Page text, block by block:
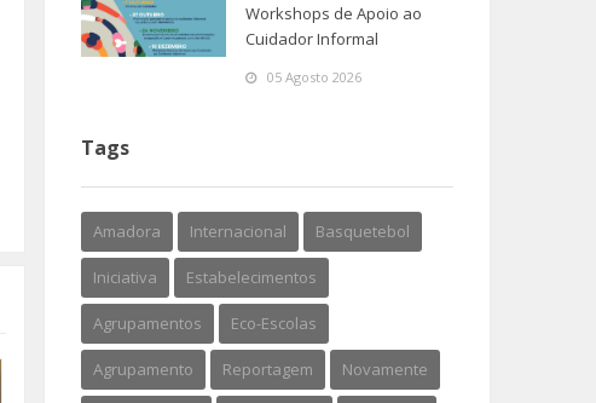
Workshops de Apoio ao
Cuidador Informal
05 Agosto 2026
Tags
Amadora Internacional Basquetebol
Iniciativa Estabelecimentos
Agrupamentos Eco-Escolas
Agrupamento Reportagem Novamente